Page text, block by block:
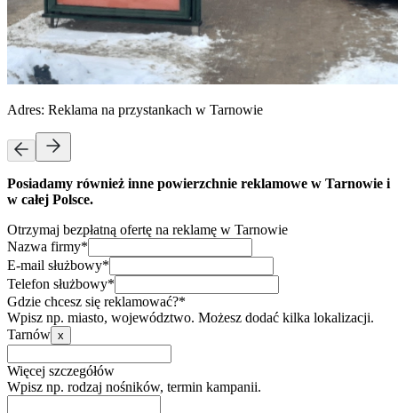
Adres: Reklama na przystankach w Tarnowie
Posiadamy również inne powierzchnie reklamowe w Tarnowie i
w całej Polsce.
Otrzymaj bezpłatną ofertę na reklamę w Tarnowie
Nazwa firmy*
E-mail służbowy*
Telefon służbowy*
Gdzie chcesz się reklamować?*
Wpisz np. miasto, województwo. Możesz dodać kilka lokalizacji.
Tarnów x
Więcej szczegółów
Wpisz np. rodzaj nośników, termin kampanii.